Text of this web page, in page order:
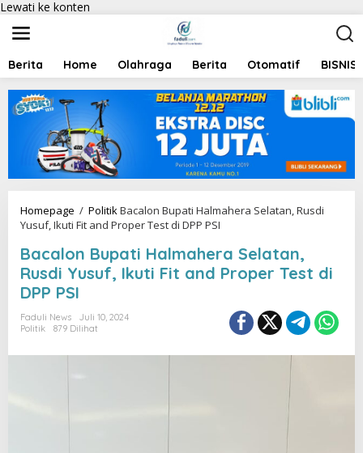
Lewati ke konten
Berita Home Olahraga Berita Otomatif BISNIS
Homepage / PolitikBacalon Bupati Halmahera Selatan, Rusdi
Yusuf, Ikuti Fit and Proper Test di DPP PSI
Bacalon Bupati Halmahera Selatan,
Rusdi Yusuf, Ikuti Fit and Proper Test di
DPP PSI
Faduli News
Juli 10, 2024
Politik
879 Dilihat